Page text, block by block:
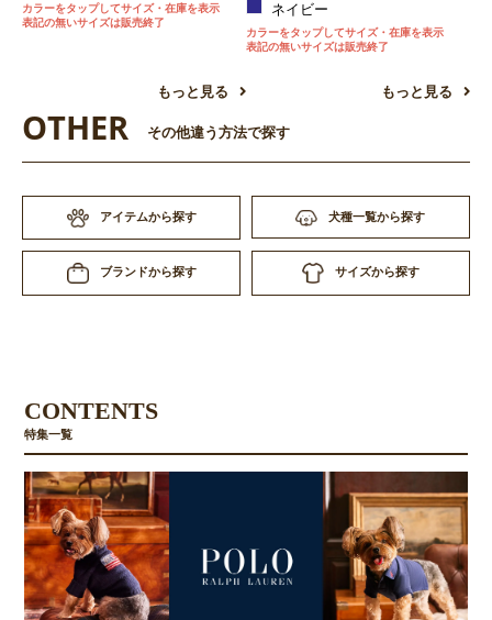
カラーをタップしてサイズ・在庫を表示
表記の無いサイズは販売終了
もっと見る
ネイビー
カラーをタップしてサイズ・在庫を表示
表記の無いサイズは販売終了
もっと見る
OTHER その他違う方法で探す
アイテムから探す 犬種一覧から探す
ブランドから探す サイズから探す
CONTENTS
特集一覧